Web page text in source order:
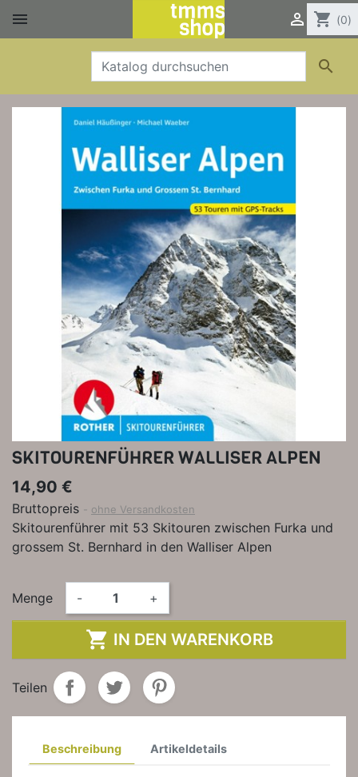
  shopping_cart (0)

SKITOURENFÜHRER WALLISER ALPEN
14,90 €
Bruttopreis ohne Versandkosten
Skitourenführer mit 53 Skitouren zwischen Furka und
grossem St. Bernhard in den Walliser Alpen
Menge - +
 IN DEN WARENKORB
Teilen
Beschreibung Artikeldetails